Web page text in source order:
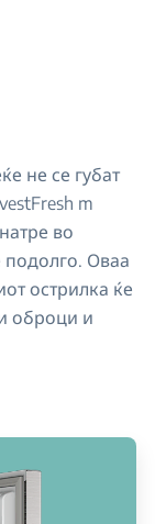
не се губат
m
во
подолго. Оваа
острилка ќе
оброци и